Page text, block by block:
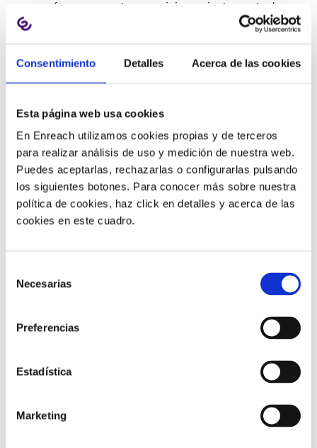
Consentimiento Detalles Acerca de las cookies
Esta página web usa cookies
En Enreach utilizamos cookies propias y de terceros
para realizar análisis de uso y medición de nuestra web.
Puedes aceptarlas, rechazarlas o configurarlas pulsando
los siguientes botones. Para conocer más sobre nuestra
política de cookies, haz click en detalles y acerca de las
cookies en este cuadro.
Necesarias
Preferencias
Estadística
Marketing
refuerza nuestro posicionamiento actual
“mobile-first”. Estamos muy contentos de
nuestro equipo”.
tres socios fundadores – Armands Meinarts (CEO y
(cofundador) – continuarán ocupándose del negocio y
también dirigirán su equipo experto de 26 personas, que
incluye un fuerte centro de desarrollo, para impulsar el
nuevo crecimiento de Enreach en la región.
Armands Meinarts afirma que
en el mercado báltico, con una cartera de
clientes correspondiente a más del 40% de
soluciones basadas en la nube y 33.000
de nuestra experiencia local y el exitoso
historial de Enreach en la captación de
proveedores de servicios, juntos
abordaremos nuevas oportunidades de